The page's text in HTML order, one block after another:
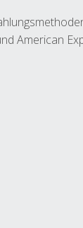
American